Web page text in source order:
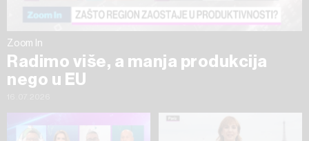
Zoom In
Radimo više, a manja produkcija
nego u EU